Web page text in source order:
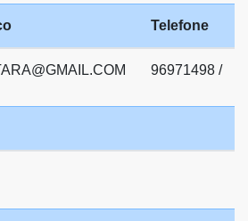
Telefone
96971498 /